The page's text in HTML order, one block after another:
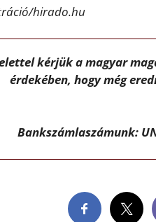
hirado.hu
kérjük a magyar
érdekében, hogy még
Bankszámlaszámunk: